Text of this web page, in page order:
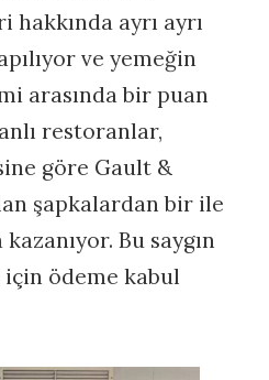
ayrı ayrı
ve yemeğin
arasında bir puan
restoranlar,
göre Gault &
şapkalardan bir ile
Bu saygın
ödeme kabul